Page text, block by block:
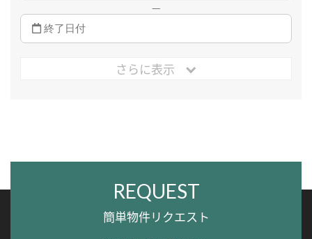
—
さらに表示
REQUEST
簡単物件リクエスト